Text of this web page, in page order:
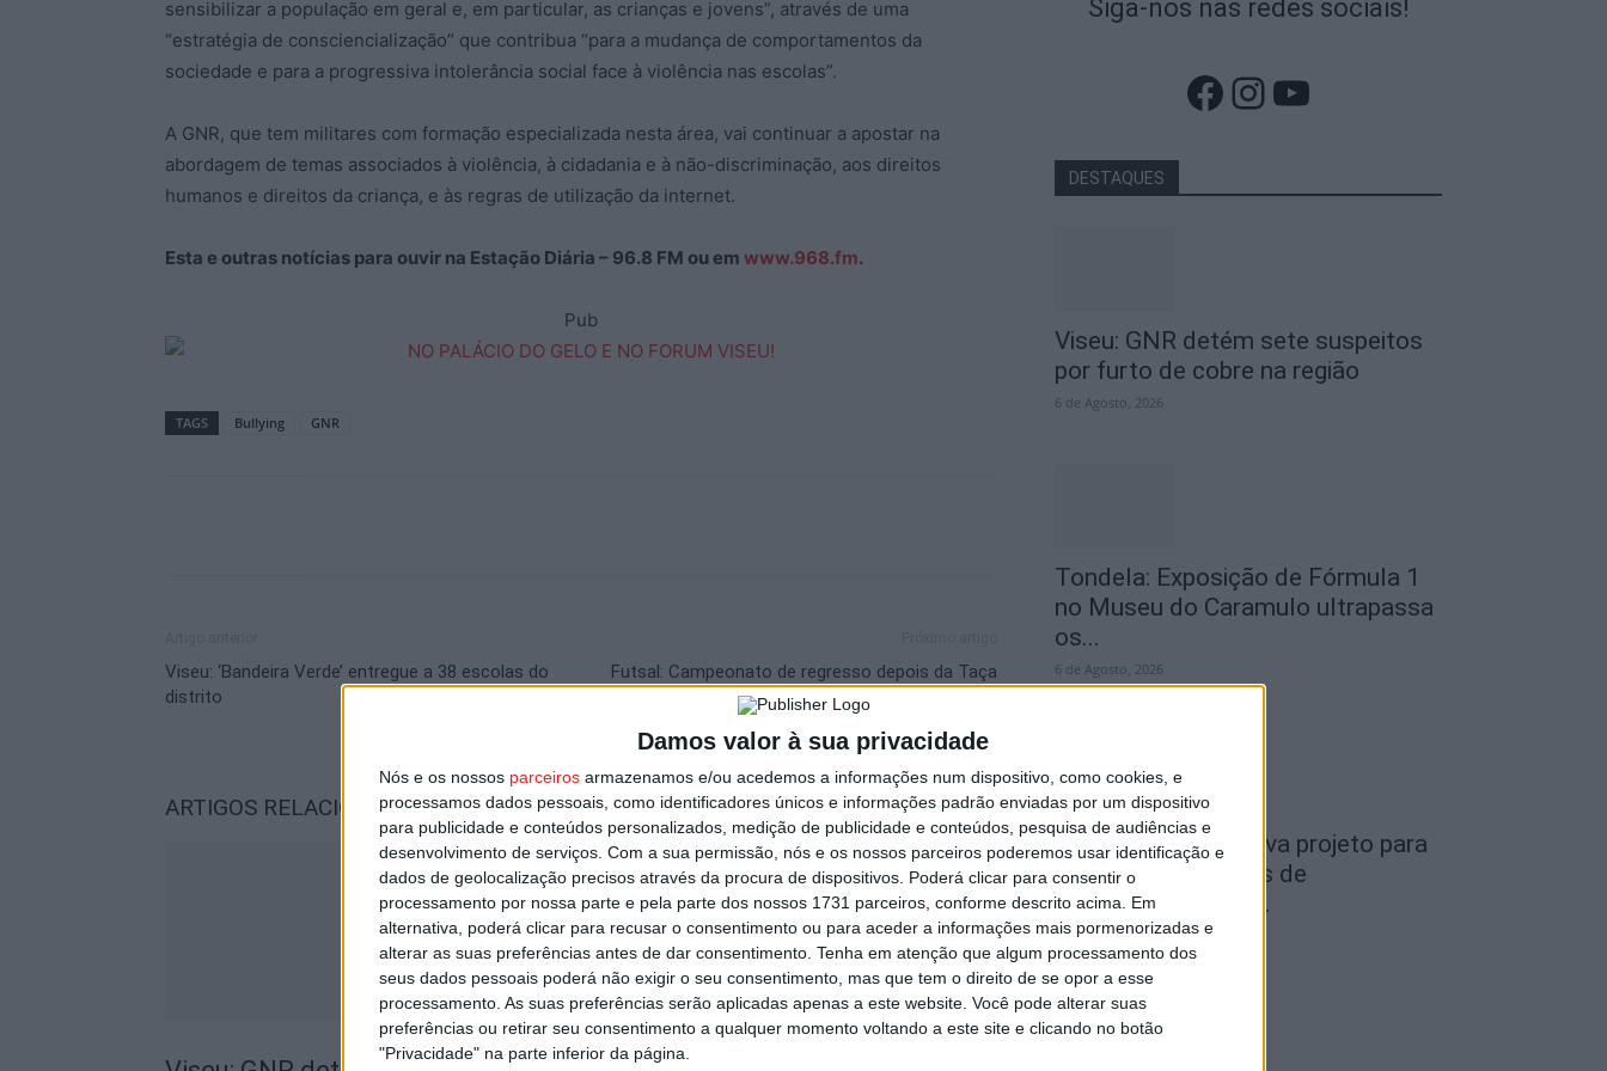
Damos valor à sua privacidade
Nós e os nossos parceiros armazenamos e/ou acedemos a informações num dispositivo, como cookies, e
processamos dados pessoais, como identificadores únicos e informações padrão enviadas por um dispositivo
para publicidade e conteúdos personalizados, medição de publicidade e conteúdos, pesquisa de audiências e
desenvolvimento de serviços. Com a sua permissão, nós e os nossos parceiros poderemos usar identificação e
dados de geolocalização precisos através da procura de dispositivos. Poderá clicar para consentir o
processamento por nossa parte e pela parte dos nossos 1731 parceiros, conforme descrito acima. Em
alternativa, poderá clicar para recusar o consentimento ou para aceder a informações mais pormenorizadas e
alterar as suas preferências antes de dar consentimento. Tenha em atenção que algum processamento dos
seus dados pessoais poderá não exigir o seu consentimento, mas que tem o direito de se opor a esse
processamento. As suas preferências serão aplicadas apenas a este website. Você pode alterar suas
preferências ou retirar seu consentimento a qualquer momento voltando a este site e clicando no botão
"Privacidade" na parte inferior da página.
sensibilizar a população em geral e, em particular, as crianças e jovens”, através de uma
“estratégia de consciencialização” que contribua “para a mudança de comportamentos da
sociedade e para a progressiva intolerância social face à violência nas escolas”.
A GNR, que tem militares com formação especializada nesta área, vai continuar a apostar na
abordagem de temas associados à violência, à cidadania e à não-discriminação, aos direitos
humanos e direitos da criança, e às regras de utilização da internet.
Esta e outras notícias para ouvir na Estação Diária – 96.8 FM ou em www.968.fm.
Pub
TAGS Bullying GNR
Viseu: ‘Bandeira Verde’ entregue a 38 escolas do
distrito
Futsal: Campeonato de regresso depois da Taça
ARTIGOS RELACIONADOSMais do autor
Siga-nos nas redes sociais!
Facebook
Instagram
YouTube
DESTAQUES
Viseu: GNR detém sete suspeitos
por furto de cobre na região
6 de Agosto, 2026
Tondela: Exposição de Fórmula 1
no Museu do Caramulo ultrapassa
os...
6 de Agosto, 2026
Viseu: Câmara aprova projeto para
instalar 54 câmaras de
videovigilância em...
6 de Agosto, 2026